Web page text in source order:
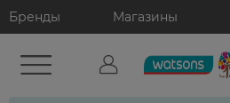
Бренды Магазины